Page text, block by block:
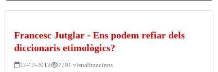
Francesc Jutglar - Ens podem refiar dels
diccionaris etimològics?
17-12-2013 2791 visualitzacions